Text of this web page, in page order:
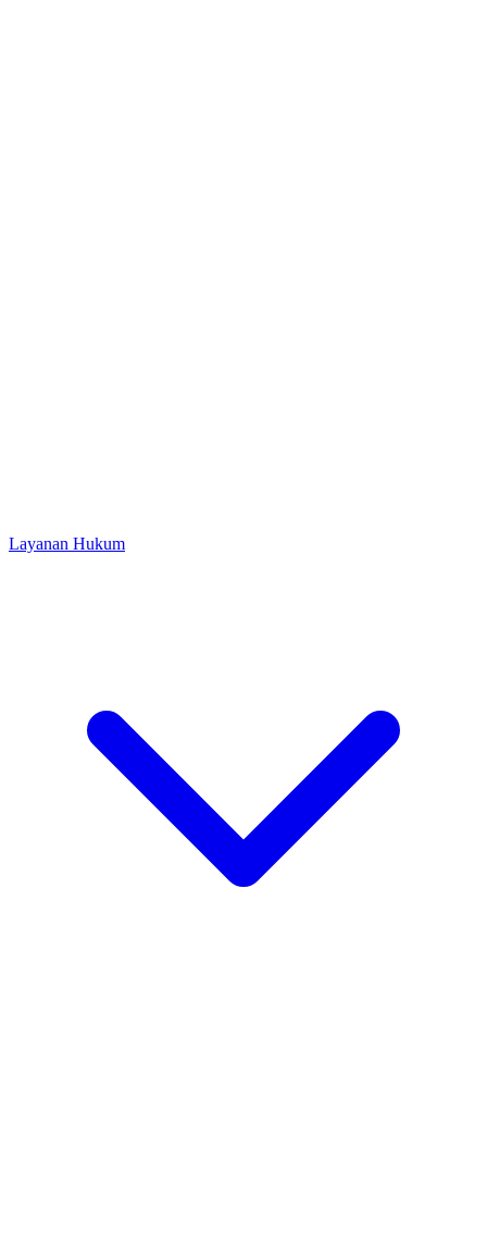
Layanan Hukum